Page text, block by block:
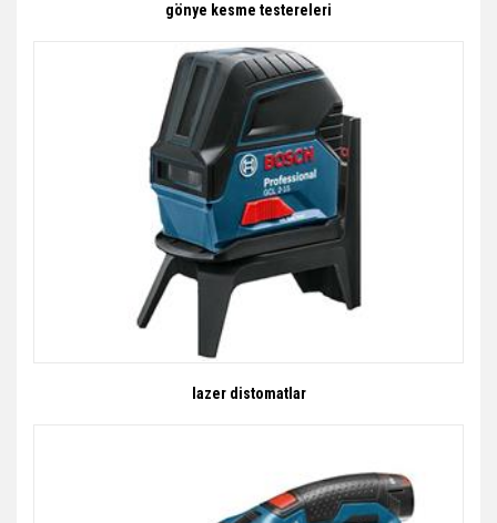
gönye kesme testereleri
lazer distomatlar